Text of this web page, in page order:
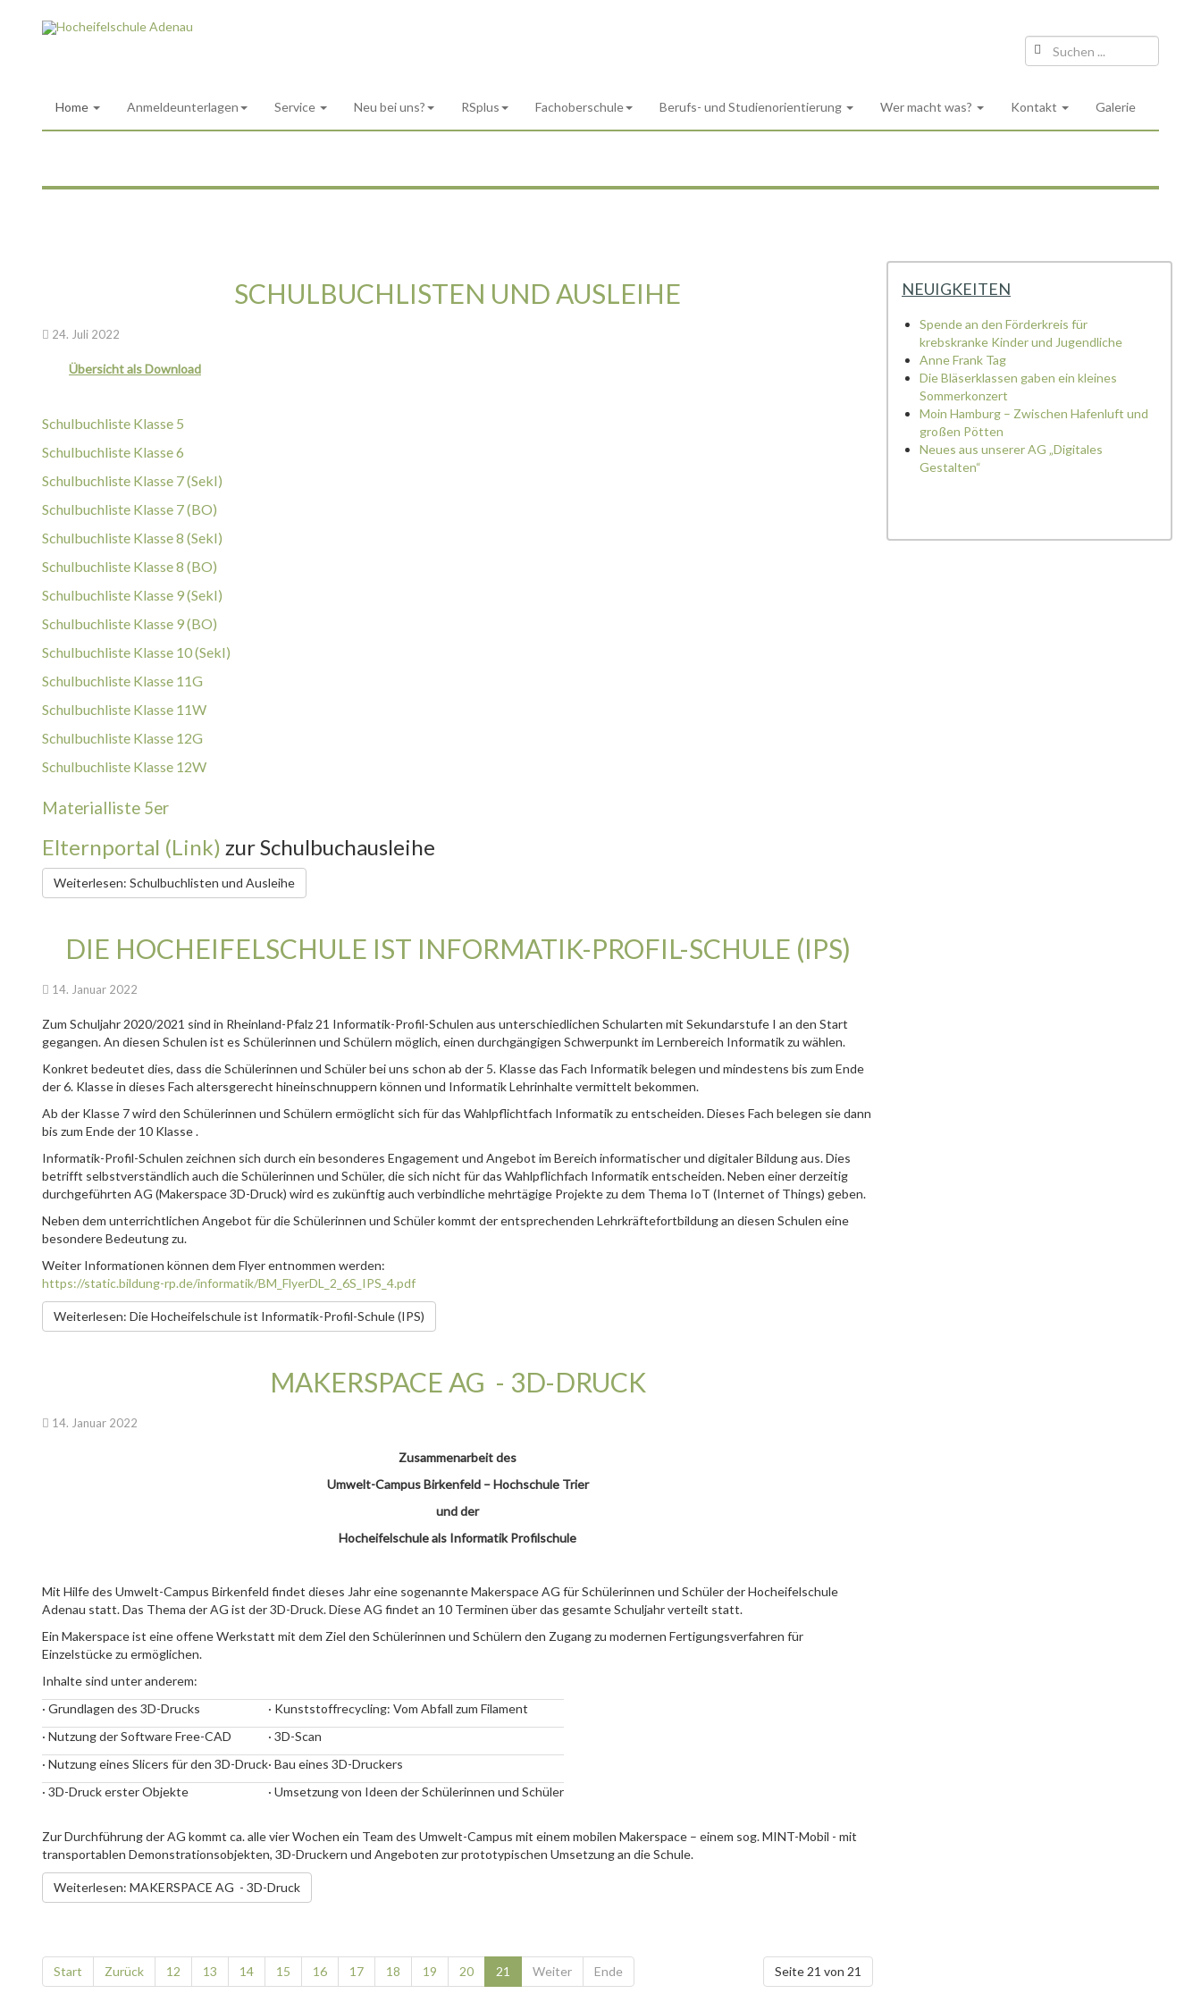
Home Anmeldeunterlagen Service Neu bei uns? RSplus Fachoberschule Berufs- und Studienorientierung Wer macht was? Kontakt Galerie
SCHULBUCHLISTEN UND AUSLEIHE
24. Juli 2022
Übersicht als Download
Schulbuchliste Klasse 5
Schulbuchliste Klasse 6
Schulbuchliste Klasse 7 (SekI)
Schulbuchliste Klasse 7 (BO)
Schulbuchliste Klasse 8 (SekI)
Schulbuchliste Klasse 8 (BO)
Schulbuchliste Klasse 9 (SekI)
Schulbuchliste Klasse 9 (BO)
Schulbuchliste Klasse 10 (SekI)
Schulbuchliste Klasse 11G
Schulbuchliste Klasse 11W
Schulbuchliste Klasse 12G
Schulbuchliste Klasse 12W
Materialliste 5er
Elternportal (Link) zur Schulbuchausleihe
Weiterlesen: Schulbuchlisten und Ausleihe
DIE HOCHEIFELSCHULE IST INFORMATIK-PROFIL-SCHULE (IPS)
14. Januar 2022
Zum Schuljahr 2020/2021 sind in Rheinland-Pfalz 21 Informatik-Profil-Schulen aus unterschiedlichen Schularten mit Sekundarstufe I an den Start
gegangen. An diesen Schulen ist es Schülerinnen und Schülern möglich, einen durchgängigen Schwerpunkt im Lernbereich Informatik zu wählen.
Konkret bedeutet dies, dass die Schülerinnen und Schüler bei uns schon ab der 5. Klasse das Fach Informatik belegen und mindestens bis zum Ende
der 6. Klasse in dieses Fach altersgerecht hineinschnuppern können und Informatik Lehrinhalte vermittelt bekommen.
Ab der Klasse 7 wird den Schülerinnen und Schülern ermöglicht sich für das Wahlpflichtfach Informatik zu entscheiden. Dieses Fach belegen sie dann
bis zum Ende der 10 Klasse .
Informatik-Profil-Schulen zeichnen sich durch ein besonderes Engagement und Angebot im Bereich informatischer und digitaler Bildung aus. Dies
betrifft selbstverständlich auch die Schülerinnen und Schüler, die sich nicht für das Wahlpflichfach Informatik entscheiden. Neben einer derzeitig
durchgeführten AG (Makerspace 3D-Druck) wird es zukünftig auch verbindliche mehrtägige Projekte zu dem Thema IoT (Internet of Things) geben.
Neben dem unterrichtlichen Angebot für die Schülerinnen und Schüler kommt der entsprechenden Lehrkräftefortbildung an diesen Schulen eine
besondere Bedeutung zu.
Weiter Informationen können dem Flyer entnommen werden:
https://static.bildung-rp.de/informatik/BM_FlyerDL_2_6S_IPS_4.pdf
Weiterlesen: Die Hocheifelschule ist Informatik-Profil-Schule (IPS)
MAKERSPACE AG - 3D-DRUCK
14. Januar 2022
Zusammenarbeit des
Umwelt-Campus Birkenfeld – Hochschule Trier
und der
Hocheifelschule als Informatik Profilschule
Mit Hilfe des Umwelt-Campus Birkenfeld findet dieses Jahr eine sogenannte Makerspace AG für Schülerinnen und Schüler der Hocheifelschule
Adenau statt. Das Thema der AG ist der 3D-Druck. Diese AG findet an 10 Terminen über das gesamte Schuljahr verteilt statt.
Ein Makerspace ist eine offene Werkstatt mit dem Ziel den Schülerinnen und Schülern den Zugang zu modernen Fertigungsverfahren für
Einzelstücke zu ermöglichen.
Inhalte sind unter anderem:
· Grundlagen des 3D-Drucks
· Kunststoffrecycling: Vom Abfall zum Filament
· Nutzung der Software Free-CAD
· 3D-Scan
· Nutzung eines Slicers für den 3D-Druck· Bau eines 3D-Druckers
· 3D-Druck erster Objekte
· Umsetzung von Ideen der Schülerinnen und Schüler
Zur Durchführung der AG kommt ca. alle vier Wochen ein Team des Umwelt-Campus mit einem mobilen Makerspace – einem sog. MINT-Mobil - mit
transportablen Demonstrationsobjekten, 3D-Druckern und Angeboten zur prototypischen Umsetzung an die Schule.
Weiterlesen: MAKERSPACE AG - 3D-Druck
Seite 21 von 21
Start Zurück 12 13 14 15 16 17 18 19 20 21 Weiter Ende
NEUIGKEITEN
Spende an den Förderkreis für
krebskranke Kinder und Jugendliche
Anne Frank Tag
Die Bläserklassen gaben ein kleines
Sommerkonzert
Moin Hamburg – Zwischen Hafenluft und
großen Pötten
Neues aus unserer AG „Digitales
Gestalten“